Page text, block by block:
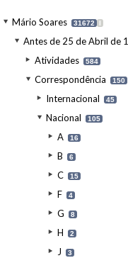
Mário Soares 31672 I
Antes de 25 de Abril de
Atividades 584
Correspondência 150
Internacional 45
Nacional 105
A 16
B 6
C 15
F 4
G 8
H 2
J 3